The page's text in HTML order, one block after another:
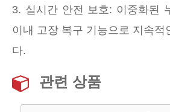
3. 실시간 안전 보호: 이중화된
이내 고장 복구 기능으로 지속적
다.
관련 상품